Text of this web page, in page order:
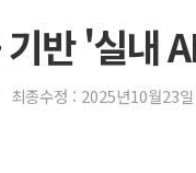
반 '실내
최종수정 : 2025년10월23